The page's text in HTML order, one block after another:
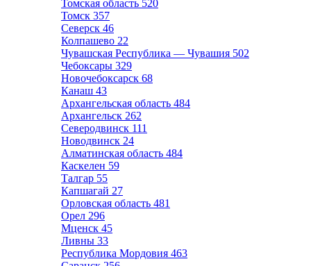
Томская область 520
Томск 357
Северск 46
Колпашево 22
Чувашская Республика — Чувашия 502
Чебоксары 329
Новочебоксарск 68
Канаш 43
Архангельская область 484
Архангельск 262
Северодвинск 111
Новодвинск 24
Алматинская область 484
Каскелен 59
Талгар 55
Капшагай 27
Орловская область 481
Орел 296
Мценск 45
Ливны 33
Республика Мордовия 463